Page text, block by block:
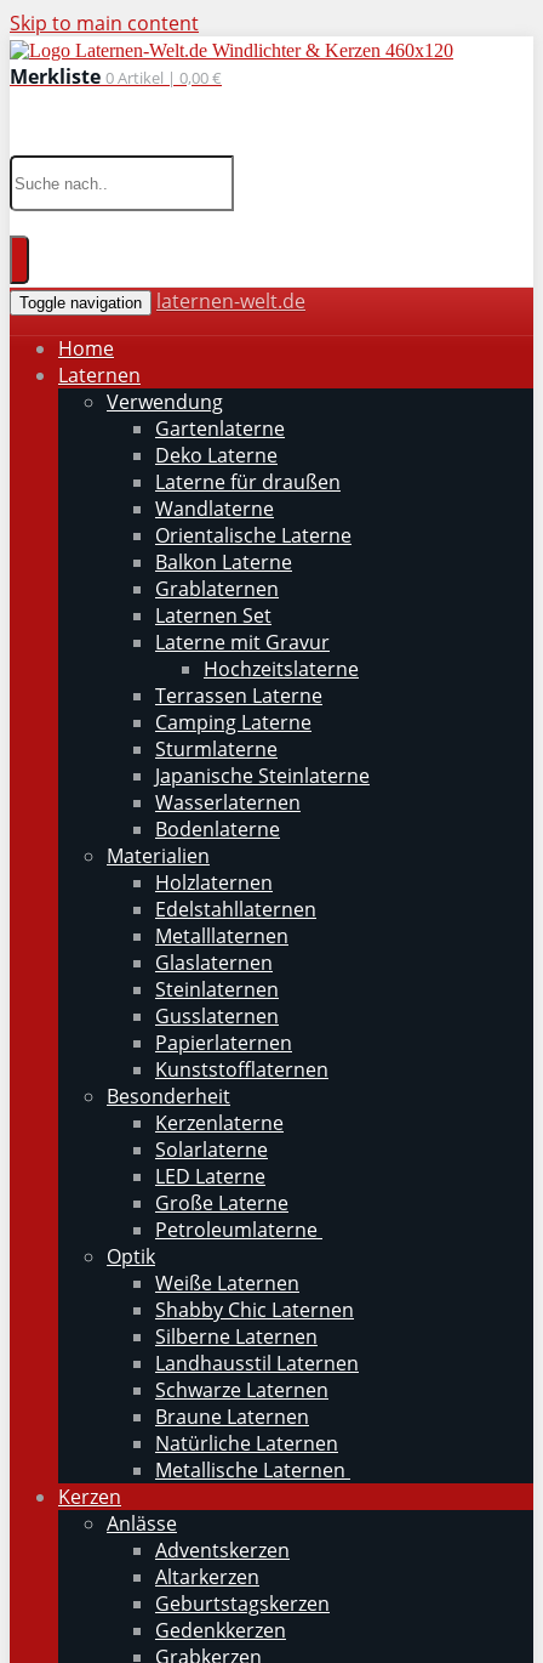
Skip to main content
Merkliste 0Artikel | 0,00 €
Toggle navigation
laternen-welt.de
Home
Laternen
Verwendung
Gartenlaterne
Deko Laterne
Laterne für draußen
Wandlaterne
Orientalische Laterne
Balkon Laterne
Grablaternen
Laternen Set
Laterne mit Gravur
Hochzeitslaterne
Terrassen Laterne
Camping Laterne
Sturmlaterne
Japanische Steinlaterne
Wasserlaternen
Bodenlaterne
Materialien
Holzlaternen
Edelstahllaternen
Metalllaternen
Glaslaternen
Steinlaternen
Gusslaternen
Papierlaternen
Kunststofflaternen
Besonderheit
Kerzenlaterne
Solarlaterne
LED Laterne
Große Laterne
Petroleumlaterne
Optik
Weiße Laternen
Shabby Chic Laternen
Silberne Laternen
Landhausstil Laternen
Schwarze Laternen
Braune Laternen
Natürliche Laternen
Metallische Laternen
Kerzen
Anlässe
Adventskerzen
Altarkerzen
Geburtstagskerzen
Gedenkkerzen
Grabkerzen